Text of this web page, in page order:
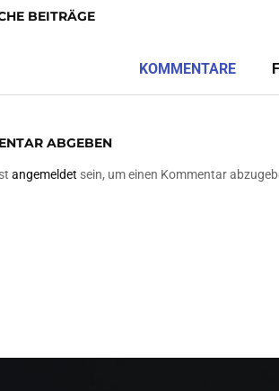
BEITRÄGE
KOMMENTARE
ABGEBEN
angemeldet sein, um einen Kommentar